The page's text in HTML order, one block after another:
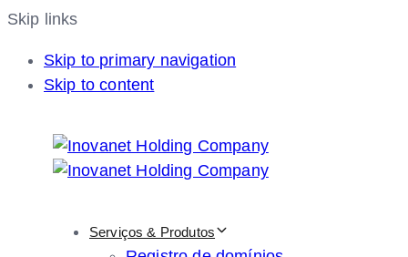
Skip links
Skip to primary navigation
Skip to content
Serviços & Produtos